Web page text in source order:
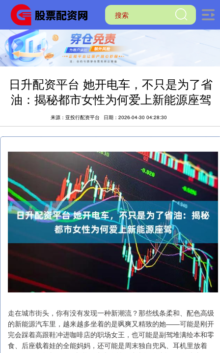
日升配资平台 她开电车，不只是为了省
油：揭秘都市女性为何爱上新能源座驾
来源：亚投行配资平台 日期：2026-04-30 04:28:30
走在城市街头，你有没有发现一种新潮流？那些线条柔和、配色高级
的新能源汽车里，越来越多坐着的是飒爽又精致的她——可能是刚开
完会踩着高跟鞋冲进咖啡店的职场女王，也可能是副驾堆满绘本和零
食、后座载着娃的全能妈妈，还可能是周末独自兜风、耳机里放着